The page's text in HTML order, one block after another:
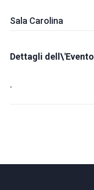
Sala Carolina
Dettagli dell\'Evento
.